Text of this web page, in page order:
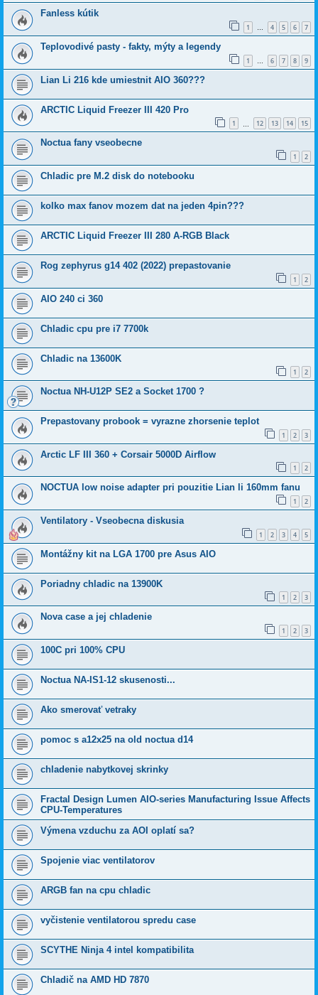
Fanless kútik
1 … 4 5 6 7
Teplovodivé pasty - fakty, mýty a legendy
1 … 6 7 8 9
Lian Li 216 kde umiestnit AIO 360???
ARCTIC Liquid Freezer III 420 Pro
1 12 13 14 15
Noctua fany vseobecne
1 2
Chladic pre M.2 disk do notebooku
kolko max fanov mozem dat na jeden 4pin???
ARCTIC Liquid Freezer III 280 A-RGB Black
Rog zephyrus g14 402 (2022) prepastovanie
1 2
AIO 240 ci 360
Chladic cpu pre i7 7700k
Chladic na 13600K
1 2
Noctua NH-U12P SE2 a Socket 1700 ?
Prepastovany probook = vyrazne zhorsenie teplot
1 2 3
Arctic LF III 360 + Corsair 5000D Airflow
1 2
NOCTUA low noise adapter pri pouzitie Lian li 160mm fanu
1 2
Ventilatory - Vseobecna diskusia
1 2 3 4 5
Montážny kit na LGA 1700 pre Asus AIO
Poriadny chladic na 13900K
1 2 3
Nova case a jej chladenie
1 2 3
100C pri 100% CPU
Noctua NA-IS1-12 skusenosti...
Ako smerovať vetraky
pomoc s a12x25 na old noctua d14
chladenie nabytkovej skrinky
Fractal Design Lumen AIO-series Manufacturing Issue Affects
CPU-Temperatures
Výmena vzduchu za AOI oplatí sa?
Spojenie viac ventilatorov
ARGB fan na cpu chladic
vyčistenie ventilatorou spredu case
SCYTHE Ninja 4 intel kompatibilita
Chladič na AMD HD 7870